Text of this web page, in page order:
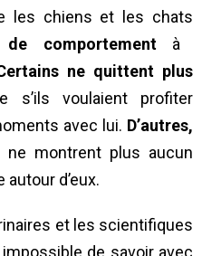
les chiens et les chats
comportementà
ne quittent plus
s’ils voulaient profiter
avec lui. D’autres,
ne montrent plus aucun
d’eux.
et les scientifiques
impossible de savoir avec